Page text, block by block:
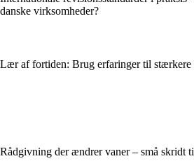
danske virksomheder?
Lær af fortiden: Brug erfaringer til
Rådgivning der ændrer vaner – små skridt